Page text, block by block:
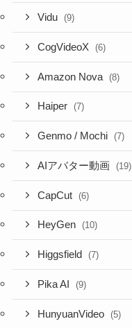
Vidu (9)
CogVideoX (6)
Amazon Nova (8)
Haiper (7)
Genmo / Mochi (7)
AIアバター動画 (19)
CapCut (6)
HeyGen (10)
Higgsfield (7)
Pika AI (9)
HunyuanVideo (5)